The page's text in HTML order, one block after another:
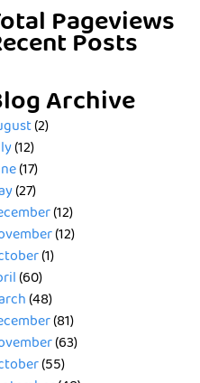
Pageviews
Posts
Archive
(2)
(12)
(17)
(27)
(12)
(12)
(1)
(60)
(48)
(81)
(63)
(55)